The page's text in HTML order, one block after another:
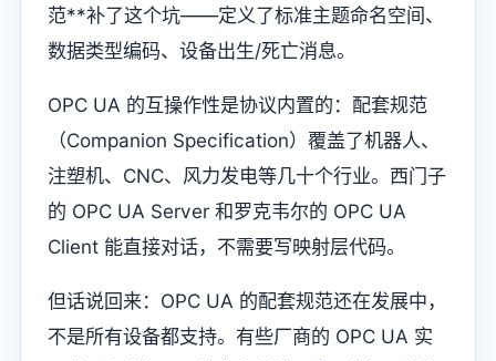
范**补了这个坑——定义了标准主题命名空间、
数据类型编码、设备出生/死亡消息。
OPC UA 的互操作性是协议内置的：配套规范
（Companion Specification）覆盖了机器人、
注塑机、CNC、风力发电等几十个行业。西门子
的 OPC UA Server 和罗克韦尔的 OPC UA
Client 能直接对话，不需要写映射层代码。
但话说回来：OPC UA 的配套规范还在发展中，
不是所有设备都支持。有些厂商的 OPC UA 实